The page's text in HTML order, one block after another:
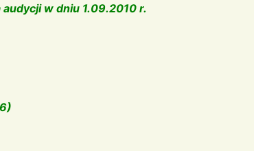
w dniu 1.09.2010 r.